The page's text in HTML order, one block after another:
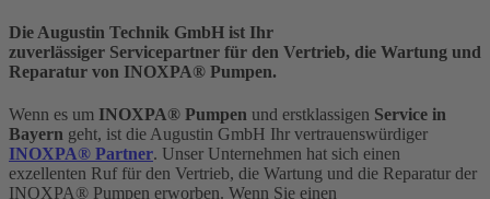
Die Augustin Technik GmbH ist Ihr
zuverlässiger Servicepartner für den Vertrieb, die Wartung und
Reparatur von INOXPA® Pumpen.
Wenn es um INOXPA® Pumpen und erstklassigen Service in
Bayern geht, ist die Augustin GmbH Ihr vertrauenswürdiger
INOXPA® Partner. Unser Unternehmen hat sich einen
exzellenten Ruf für den Vertrieb, die Wartung und die Reparatur der
INOXPA® Pumpen erworben. Wenn Sie einen